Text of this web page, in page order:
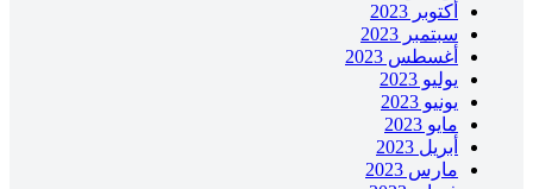
أكتوبر 2023
سبتمبر 2023
أغسطس 2023
يوليو 2023
يونيو 2023
مايو 2023
أبريل 2023
مارس 2023